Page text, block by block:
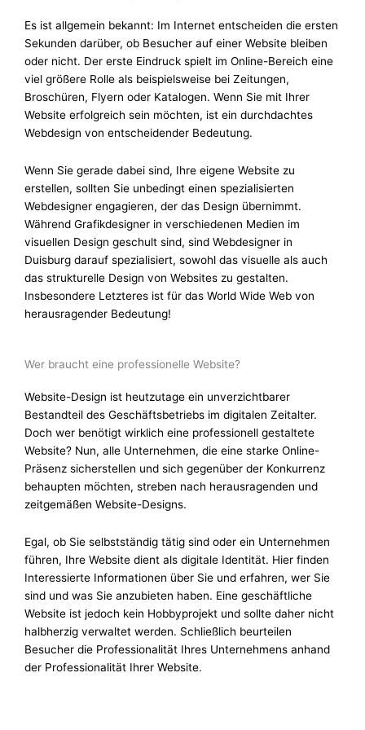
Es ist allgemein bekannt: Im Internet entscheiden die ersten
Sekunden darüber, ob Besucher auf einer Website bleiben
oder nicht. Der erste Eindruck spielt im Online-Bereich eine
viel größere Rolle als beispielsweise bei Zeitungen,
Broschüren, Flyern oder Katalogen. Wenn Sie mit Ihrer
Website erfolgreich sein möchten, ist ein durchdachtes
Webdesign von entscheidender Bedeutung.
Wenn Sie gerade dabei sind, Ihre eigene Website zu
erstellen, sollten Sie unbedingt einen spezialisierten
Webdesigner engagieren, der das Design übernimmt.
Während Grafikdesigner in verschiedenen Medien im
visuellen Design geschult sind, sind Webdesigner in
Duisburg darauf spezialisiert, sowohl das visuelle als auch
das strukturelle Design von Websites zu gestalten.
Insbesondere Letzteres ist für das World Wide Web von
herausragender Bedeutung!
Wer braucht eine professionelle Website?
Website-Design ist heutzutage ein unverzichtbarer
Bestandteil des Geschäftsbetriebs im digitalen Zeitalter.
Doch wer benötigt wirklich eine professionell gestaltete
Website? Nun, alle Unternehmen, die eine starke Online-
Präsenz sicherstellen und sich gegenüber der Konkurrenz
behaupten möchten, streben nach herausragenden und
zeitgemäßen Website-Designs.
Egal, ob Sie selbstständig tätig sind oder ein Unternehmen
führen, Ihre Website dient als digitale Identität. Hier finden
Interessierte Informationen über Sie und erfahren, wer Sie
sind und was Sie anzubieten haben. Eine geschäftliche
Website ist jedoch kein Hobbyprojekt und sollte daher nicht
halbherzig verwaltet werden. Schließlich beurteilen
Besucher die Professionalität Ihres Unternehmens anhand
der Professionalität Ihrer Website.